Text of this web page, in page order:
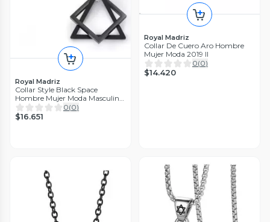
Royal Madriz
Collar Style Black Space
Hombre Mujer Moda Masculina
2021 8
0(0)
$16.651
Royal Madriz
Collar De Cuero Aro Hombre
Mujer Moda 2019 Il
0(0)
$14.420